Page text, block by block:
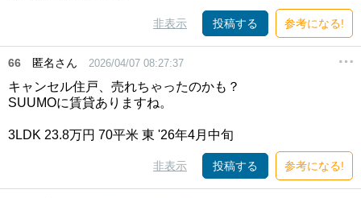
非表示 投稿する 参考になる!
66 匿名さん 2026/04/07 08:27:37
キャンセル住戸、売れちゃったのかも？
SUUMOに賃貸ありますね。
3LDK 23.8万円 70平米 東 '26年4月中旬
非表示 投稿する 参考になる!